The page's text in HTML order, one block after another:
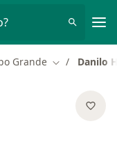
Grande Mudar de
Danilo